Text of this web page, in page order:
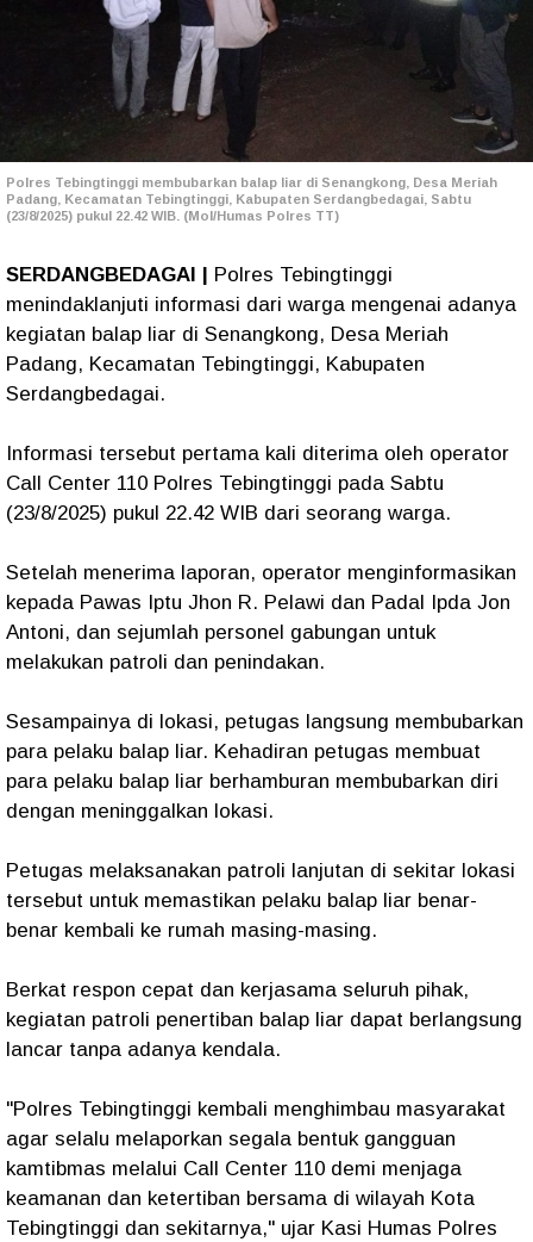
Polres Tebingtinggi membubarkan balap liar di Senangkong, Desa Meriah
Padang, Kecamatan Tebingtinggi, Kabupaten Serdangbedagai, Sabtu
(23/8/2025) pukul 22.42 WIB. (Mol/Humas Polres TT)
SERDANGBEDAGAI | Polres Tebingtinggi
menindaklanjuti informasi dari warga mengenai adanya
kegiatan balap liar di Senangkong, Desa Meriah
Padang, Kecamatan Tebingtinggi, Kabupaten
Serdangbedagai.
Informasi tersebut pertama kali diterima oleh operator
Call Center 110 Polres Tebingtinggi pada Sabtu
(23/8/2025) pukul 22.42 WIB dari seorang warga.
Setelah menerima laporan, operator menginformasikan
kepada Pawas Iptu Jhon R. Pelawi dan Padal Ipda Jon
Antoni, dan sejumlah personel gabungan untuk
melakukan patroli dan penindakan.
Sesampainya di lokasi, petugas langsung membubarkan
para pelaku balap liar. Kehadiran petugas membuat
para pelaku balap liar berhamburan membubarkan diri
dengan meninggalkan lokasi.
Petugas melaksanakan patroli lanjutan di sekitar lokasi
tersebut untuk memastikan pelaku balap liar benar-
benar kembali ke rumah masing-masing.
Berkat respon cepat dan kerjasama seluruh pihak,
kegiatan patroli penertiban balap liar dapat berlangsung
lancar tanpa adanya kendala.
"Polres Tebingtinggi kembali menghimbau masyarakat
agar selalu melaporkan segala bentuk gangguan
kamtibmas melalui Call Center 110 demi menjaga
keamanan dan ketertiban bersama di wilayah Kota
Tebingtinggi dan sekitarnya," ujar Kasi Humas Polres